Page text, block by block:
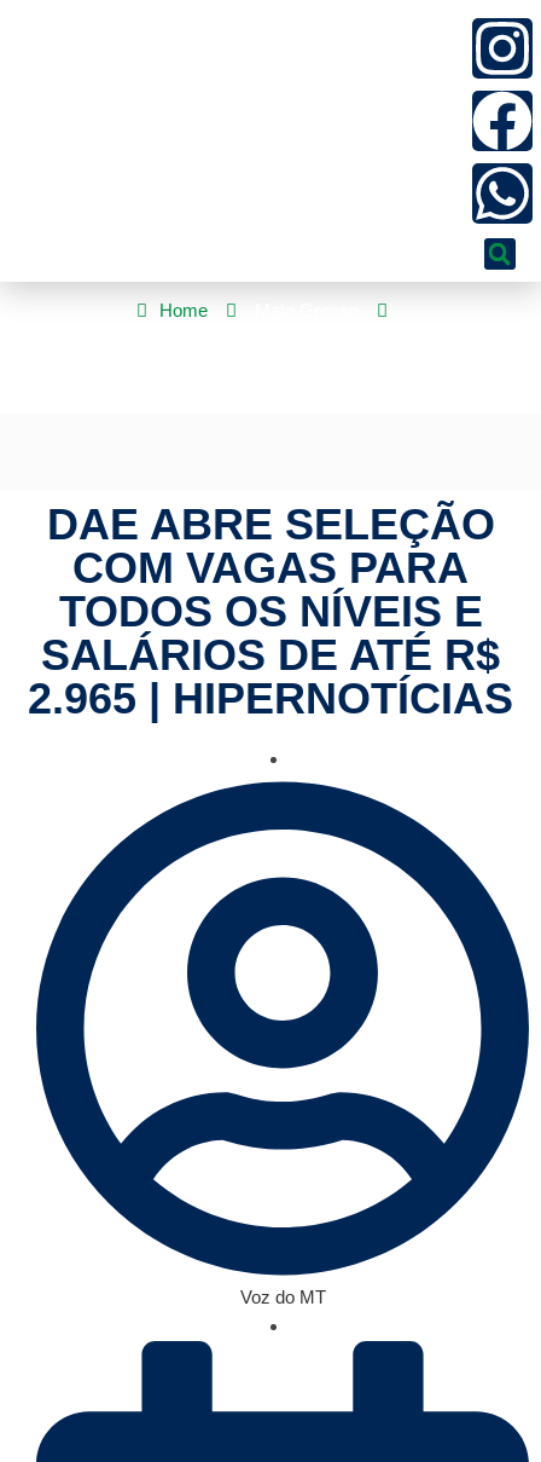
Home
DAE ABRE SELEÇÃO
COM VAGAS PARA
TODOS OS NÍVEIS E
SALÁRIOS DE ATÉ R$
2.965 | HIPERNOTÍCIAS
Voz do MT